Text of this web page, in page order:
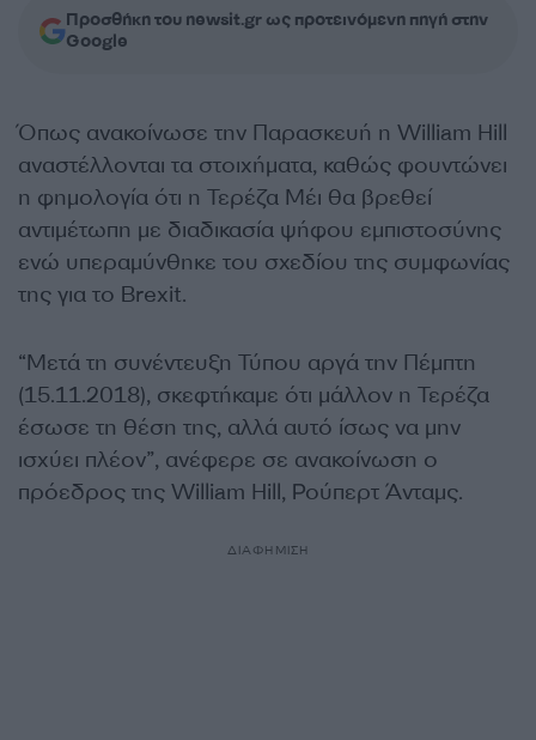
Προσθήκη του newsit.gr ως προτεινόμενη πηγή στην
Google
Όπως ανακοίνωσε την Παρασκευή η William Hill
αναστέλλονται τα στοιχήματα, καθώς φουντώνει
η φημολογία ότι η Τερέζα Μέι θα βρεθεί
αντιμέτωπη με διαδικασία ψήφου εμπιστοσύνης
ενώ υπεραμύνθηκε του σχεδίου της συμφωνίας
της για το Brexit.
“Μετά τη συνέντευξη Τύπου αργά την Πέμπτη
(15.11.2018), σκεφτήκαμε ότι μάλλον η Τερέζα
έσωσε τη θέση της, αλλά αυτό ίσως να μην
ισχύει πλέον”, ανέφερε σε ανακοίνωση ο
πρόεδρος της William Hill, Ρούπερτ Άνταμς.
ΔΙΑΦΗΜΙΣΗ